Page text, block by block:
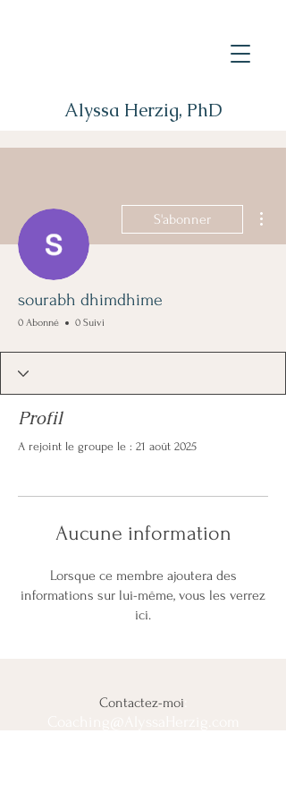
Alyssa Herzig, PhD
S'abonner
sourabh dhimdhime
0 Abonné 0 Suivi
Profil
A rejoint le groupe le : 21 août 2025
Aucune information
Lorsque ce membre ajoutera des
informations sur lui-même, vous les verrez
ici.
Contactez-moi